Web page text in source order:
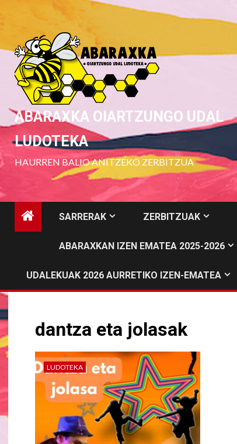
to
content
ABARAXKA OIARTZUNGO UDAL
LUDOTEKA
HAURREN BALIO ANITZEKO ZERBITZUA
SARRERAK ZERBITZUAK
ABARAXKAN IZEN EMATEA 2025-2026
UDALEKUAK 2026 AURRETIKO IZEN-EMATEA
dantza eta jolasak
LUDOTEKA